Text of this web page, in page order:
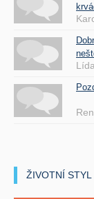
ŽIVOTNÍ STYL